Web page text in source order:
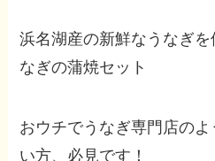
浜名湖産の新鮮なうなぎ
なぎの蒲焼セット
おウチでうなぎ専門店の
い方、必見です！